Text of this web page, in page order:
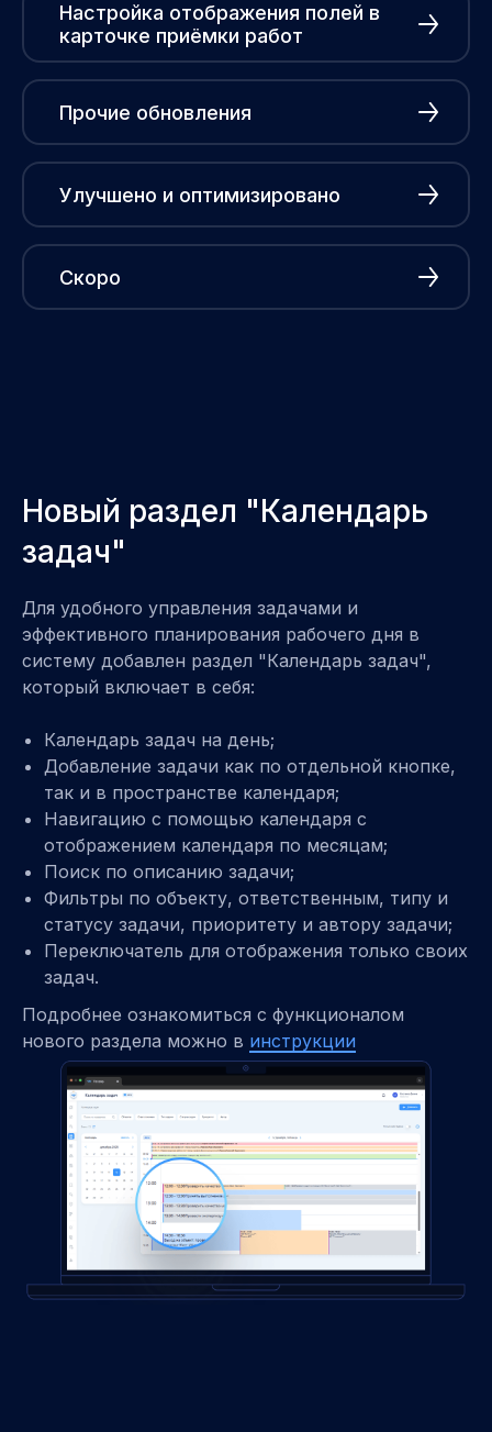
Настройка отображения полей в
карточке приёмки работ
Прочие обновления
Улучшено и оптимизировано
Скоро
Новый раздел "Календарь
задач"
Для удобного управления задачами и
эффективного планирования рабочего дня в
систему добавлен раздел "Календарь задач",
который включает в себя:
Календарь задач на день;
Добавление задачи как по отдельной кнопке,
так и в пространстве календаря;
Навигацию с помощью календаря с
отображением календаря по месяцам;
Поиск по описанию задачи;
Фильтры по объекту, ответственным, типу и
статусу задачи, приоритету и автору задачи;
Переключатель для отображения только своих
задач.
Подробнее ознакомиться с функционалом
нового раздела можно в инструкции